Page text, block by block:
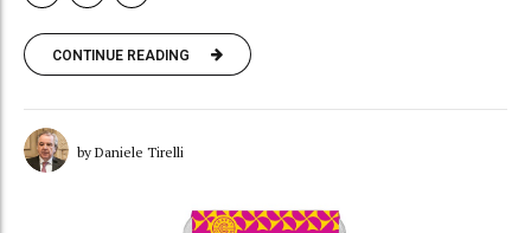
CONTINUE READING
by Daniele Tirelli